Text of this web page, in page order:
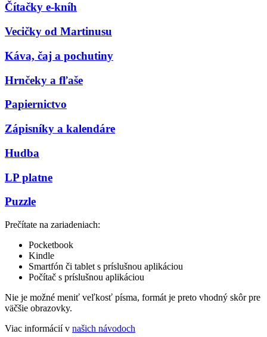
Čítačky e-kníh
Vecičky od Martinusu
Káva, čaj a pochutiny
Hrnčeky a fľaše
Papiernictvo
Zápisníky a kalendáre
Hudba
LP platne
Puzzle
Prečítate na zariadeniach:
Pocketbook
Kindle
Smartfón či tablet s príslušnou aplikáciou
Počítač s príslušnou aplikáciou
Nie je možné meniť veľkosť písma, formát je preto vhodný skôr pre
väčšie obrazovky.
Viac informácií v našich návodoch